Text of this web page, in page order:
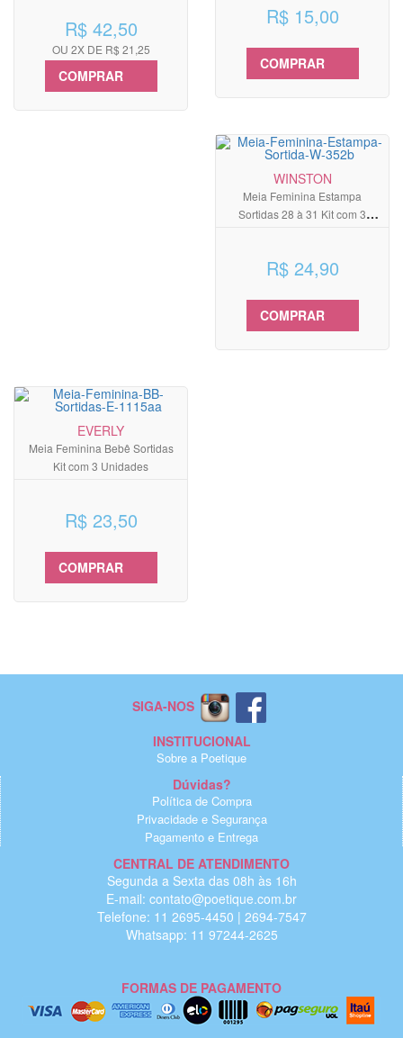
R$ 42,50
OU 2X DE R$ 21,25
COMPRAR
R$ 15,00
COMPRAR
WINSTON
Meia Feminina Estampa
Sortidas 28 à 31 Kit com 3
R$ 24,90
COMPRAR
EVERLY
Meia Feminina Bebê Sortidas
Kit com 3 Unidades
R$ 23,50
COMPRAR
SIGA-NOS
INSTITUCIONAL
Sobre a Poetique
Dúvidas?
Política de Compra
Privacidade e Segurança
Pagamento e Entrega
CENTRAL DE ATENDIMENTO
Segunda a Sexta das 08h às 16h
E-mail: contato@poetique.com.br
Telefone: 11 2695-4450 | 2694-7547
Whatsapp: 11 97244-2625
FORMAS DE PAGAMENTO